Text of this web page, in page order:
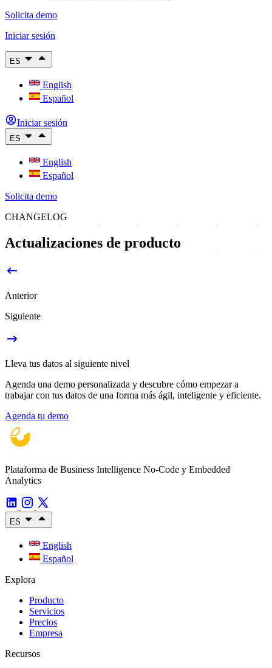
Solicita demo
Iniciar sesión
ES
English
Español
Iniciar sesión
ES
English
Español
Solicita demo
CHANGELOG
Actualizaciones de producto
Anterior
Siguiente
Lleva tus datos al siguiente nivel
Agenda una demo personalizada y descubre cómo empezar a
trabajar con tus datos de una forma más ágil, inteligente y eficiente.
Agenda tu demo
Plataforma de Business Intelligence No-Code y Embedded
Analytics
ES
English
Español
Explora
Producto
Servicios
Precios
Empresa
Recursos